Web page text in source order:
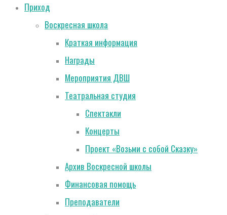
Приход
Воскресная школа
Краткая информация
Награды
Мероприятия ДВШ
Театральная студия
Спектакли
Концерты
Проект «Возьми с собой Сказку»
Архив Воскресной школы
Финансовая помощь
Преподаватели